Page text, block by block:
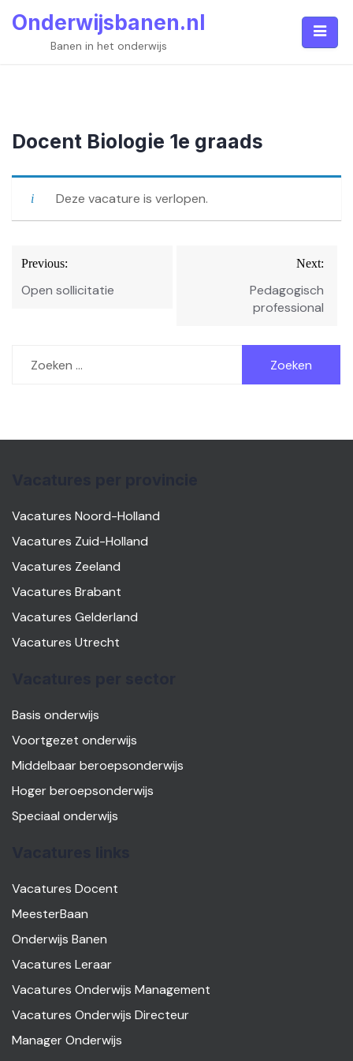
Onderwijsbanen.nl
Banen in het onderwijs
Docent Biologie 1e graads
Deze vacature is verlopen.
Bericht
navigatie
Previous:
Open sollicitatie
Next:
Pedagogisch
professional
naar:
Vacatures Noord-Holland
Vacatures Zuid-Holland
Vacatures Zeeland
Vacatures Brabant
Vacatures Gelderland
Vacatures Utrecht
Basis onderwijs
Voortgezet onderwijs
Middelbaar beroepsonderwijs
Hoger beroepsonderwijs
Speciaal onderwijs
Vacatures Docent
MeesterBaan
Onderwijs Banen
Vacatures Leraar
Vacatures Onderwijs Management
Vacatures Onderwijs Directeur
Manager Onderwijs